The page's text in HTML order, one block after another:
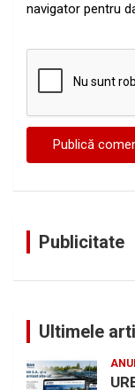
navigator pentru
Publicitate
Ultimele